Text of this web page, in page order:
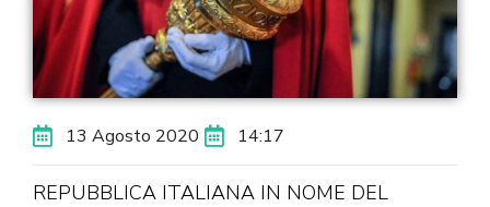
13 Agosto 2020 14:17
REPUBBLICA ITALIANA IN NOME DEL